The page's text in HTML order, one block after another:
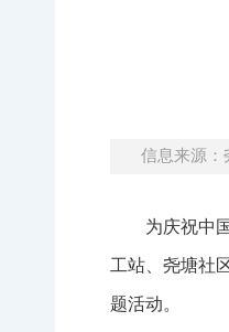
信息来源：
为庆祝中
工站、尧塘社
题活动。